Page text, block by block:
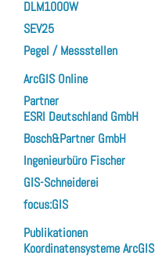
DLM1000W
SEV25
Pegel / Messstellen
ArcGIS Online
Partner
ESRI Deutschland GmbH
Bosch&Partner GmbH
Ingenieurbüro Fischer
GIS-Schneiderei
focus:GIS
Publikationen
Koordinatensysteme ArcGIS